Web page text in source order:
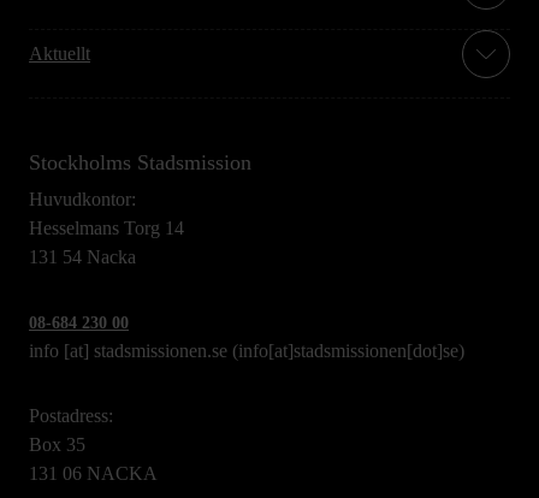
Aktuellt
Stockholms Stadsmission
Huvudkontor:
Hesselmans Torg 14
131 54 Nacka
08-684 230 00
info [at] stadsmissionen.se (info[at]stadsmissionen[dot]se)
Postadress:
Box 35
131 06 NACKA